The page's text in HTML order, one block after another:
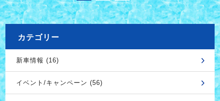
カテゴリー
新車情報 (16)
イベント/キャンペーン (56)